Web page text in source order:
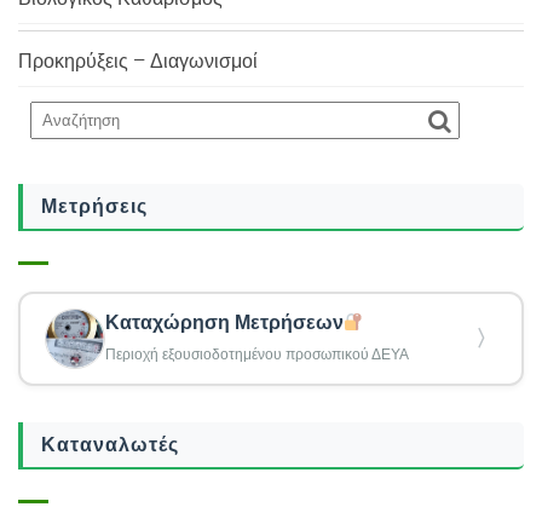
Προκηρύξεις – Διαγωνισμοί
Μετρήσεις
Καταχώρηση Μετρήσεων
Περιοχή εξουσιοδοτημένου προσωπικού ΔΕΥΑ
〉
Καταναλωτές